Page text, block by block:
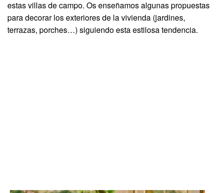
estas villas de campo. Os enseñamos algunas propuestas
para decorar los exteriores de la vivienda (jardines,
terrazas, porches…) siguiendo esta estilosa tendencia.